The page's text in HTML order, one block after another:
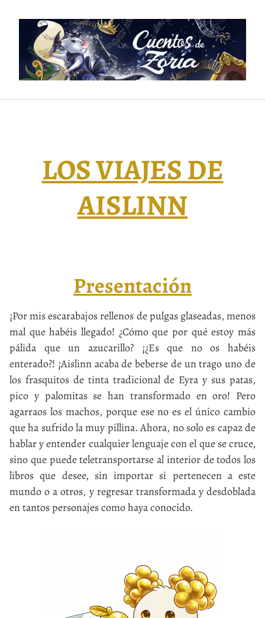
contenido
LOS VIAJES DE
AISLINN
Presentación
¡Por mis escarabajos rellenos de pulgas glaseadas, menos
mal que habéis llegado! ¿Cómo que por qué estoy más
pálida que un azucarillo? ¡¿Es que no os habéis
enterado?! ¡Aislinn acaba de beberse de un trago uno de
los frasquitos de tinta tradicional de Eyra y sus patas,
pico y palomitas se han transformado en oro! Pero
agarraos los machos, porque ese no es el único cambio
que ha sufrido la muy pillina. Ahora, no solo es capaz de
hablar y entender cualquier lenguaje con el que se cruce,
sino que puede teletransportarse al interior de todos los
libros que desee, sin importar si pertenecen a este
mundo o a otros, y regresar transformada y desdoblada
en tantos personajes como haya conocido.